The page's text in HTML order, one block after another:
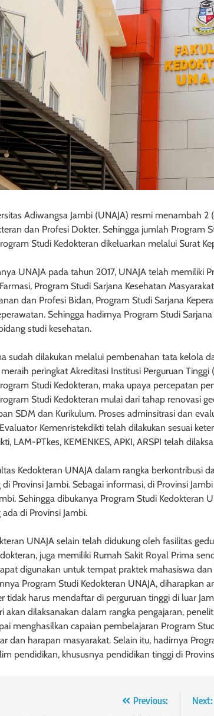
Adiwangsa Jambi (UNAJA) resmi menambah
dan Profesi Dokter. Sehingga jumlah Program
Studi Kedokteran dikeluarkan melalui Surat
UNAJA pada tahun 2017, UNAJA telah memiliki
Program Studi Sarjana Kesehatan
dan Profesi Bidan, Program Studi Sarjana
Sehingga hadirnya Program Studi
studi kesehatan.
sudah dilakukan melalui pembenahan tata kelola
peringkat Akreditasi Institusi Perguruan
Studi Kedokteran, maka upaya percepatan
Studi Kedokteran mulai dari tahap renovasi
SDM dan Kurikulum. Proses adminsitrasi dan
Kemenristekdikti telah dilakukan sesuai
LAM-PTkes, KEMENKES, APKI, ARSPI telah
Kedokteran UNAJA dalam rangka berkontribusi
Provinsi Jambi. Sebagai informasi, di Provinsi
Sehingga dibukanya Program Studi Kedokteran
di Provinsi Jambi.
UNAJA selain telah didukung oleh fasilitas
juga memiliki Rumah Sakit Royal Prima
digunakan untuk tempat praktek mahasiswa dan
Program Studi Kedokteran UNAJA, diharapkan
tidak harus mendaftar di perguruan tinggi di luar
akan dilaksanakan dalam rangka pengajaran,
menghasilkan capaian pembelajaran Program
dan harapan masyarakat. Selain itu, hadirnya
pendidikan, khususnya pendidikan tinggi di
Previous:
Next: